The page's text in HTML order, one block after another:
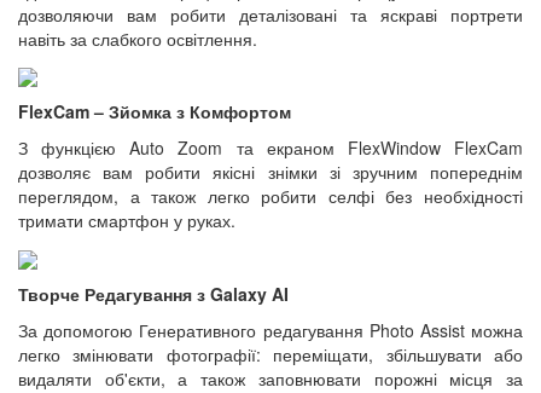
дозволяючи вам робити деталізовані та яскраві портрети
навіть за слабкого освітлення.
FlexCam – Зйомка з Комфортом
З функцією Auto Zoom та екраном FlexWindow FlexCam
дозволяє вам робити якісні знімки зі зручним попереднім
переглядом, а також легко робити селфі без необхідності
тримати смартфон у руках.
Творче Редагування з Galaxy AI
За допомогою Генеративного редагування Photo Assist можна
легко змінювати фотографії: переміщати, збільшувати або
видаляти об'єкти, а також заповнювати порожні місця за